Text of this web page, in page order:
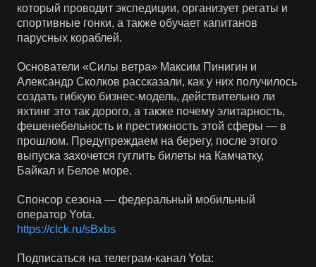
который проводит экспедиции, организует регаты и
спортивные гонки, а также обучает капитанов
парусных кораблей.
Основатели «Силы ветра» Максим Пинигин и
Александр Сколков рассказали, как у них получилось
создать гибкую бизнес-модель, действительно ли
яхтинг это так дорого, а также почему элитарность,
фешенебельность и престижность этой сферы — в
прошлом. Предупреждаем на берегу, после этого
выпуска захочется гуглить билеты на Камчатку,
Байкал и Белое море.
Спонсор сезона — федеральный мобильный
оператор Yota.
https://clck.ru/sBxbs
Подписаться на телеграм-канал Yota: